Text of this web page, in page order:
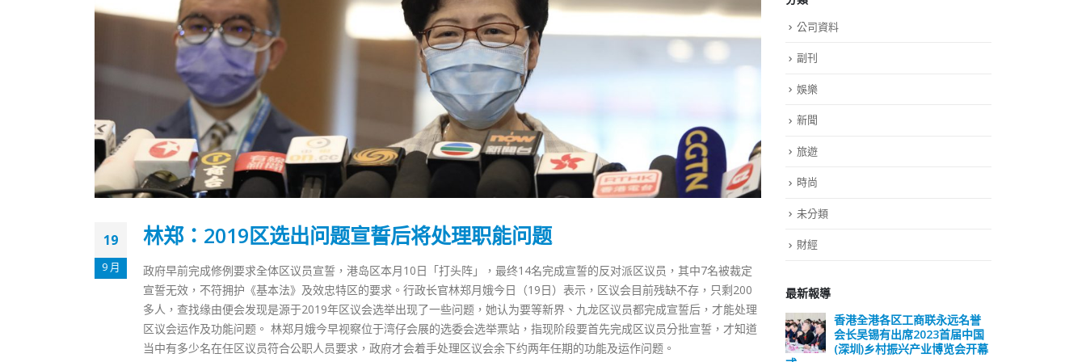
19
9 月
林郑：2019区选出问题宣誓后将处理职能问题
政府早前完成修例要求全体区议员宣誓，港岛区本月10日「打头阵」，最终14名完成宣誓的反对派区议员，其中7名被裁定
宣誓无效，不符拥护《基本法》及效忠特区的要求。行政长官林郑月娥今日（19日）表示，区议会目前残缺不存，只剩200
多人，查找缘由便会发现是源于2019年区议会选举出现了一些问题，她认为要等新界、九龙区议员都完成宣誓后，才能处理
区议会运作及功能问题。 林郑月娥今早视察位于湾仔会展的选委会选举票站，指现阶段要首先完成区议员分批宣誓，才知道
当中有多少名在任区议员符合公职人员要求，政府才会着手处理区议会余下约两年任期的功能及运作问题。
公司資料
副刊
娛樂
新聞
旅遊
時尚
未分類
財經
最新報導
香港全港各区工商联永远名誉
会长吴锡有出席2023首届中国
(深圳)乡村振兴产业博览会开幕
選舉日踴躍投票 文: 朱家健
2023-11-30
香港全港各区工商联永远名誉
会长吴锡有出席2023首届中国
(深圳)乡村振兴产业博览会开幕